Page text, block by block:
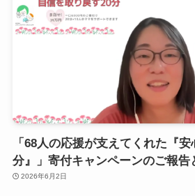
「68人の応援が支えてくれた『
分』」寄付キャンペーンのご報告
2026年6月2日